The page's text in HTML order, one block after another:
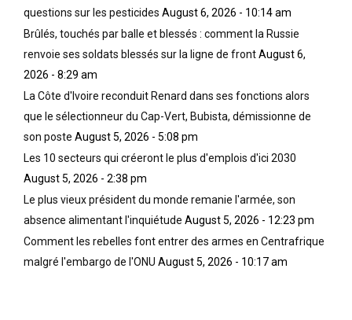
questions sur les pesticides August 6, 2026 - 10:14 am
Brûlés, touchés par balle et blessés : comment la Russie
renvoie ses soldats blessés sur la ligne de frontAugust 6,
2026 - 8:29 am
La Côte d'Ivoire reconduit Renard dans ses fonctions alors
que le sélectionneur du Cap-Vert, Bubista, démissionne de
son poste August 5, 2026 - 5:08 pm
Les 10 secteurs qui créeront le plus d'emplois d'ici 2030
August 5, 2026 - 2:38 pm
Le plus vieux président du monde remanie l'armée, son
absence alimentant l'inquiétude August 5, 2026 - 12:23 pm
Comment les rebelles font entrer des armes en Centrafrique
malgré l'embargo de l'ONU August 5, 2026 - 10:17 am